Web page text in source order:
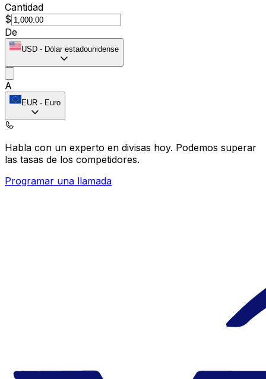
Cantidad
$
De
USD - Dólar estadounidense
A
EUR - Euro
Habla con un experto en divisas hoy. Podemos superar
las tasas de los competidores.
Programar una llamada